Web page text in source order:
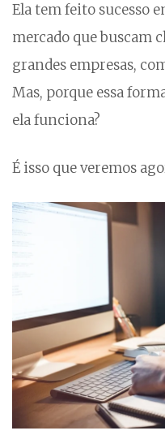
Ela tem feito sucesso
mercado que buscam
grandes empresas,
Mas, porque essa
ela funciona?
É isso que veremos